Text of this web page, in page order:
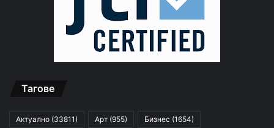
Тагове
Актуално (33811) Арт (955) Бизнес (1654)